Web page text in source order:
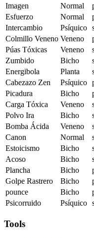
Imagen
Normal
Esfuerzo
Normal
Intercambio
Psíquico
Colmillo Veneno Veneno
Púas Tóxicas
Veneno
Zumbido
Bicho
Energibola
Planta
Cabezazo Zen
Psíquico
Picadura
Bicho
Carga Tóxica
Veneno
Polvo Ira
Bicho
Bomba Ácida
Veneno
Canon
Normal
Estoicismo
Bicho
Acoso
Bicho
Plancha
Bicho
Golpe Rastrero
Bicho
pounce
Bicho
Psicorruido
Psíquico
Tools